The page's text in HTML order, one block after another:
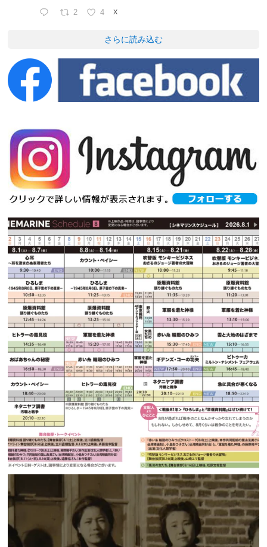
2 4 X
さらに読み込む